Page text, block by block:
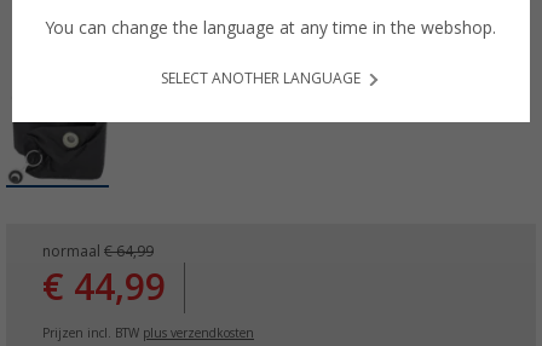
normaal € 64,99
€ 44,99
Prijzen incl. BTW plus verzendkosten
You can change the language at any time in the webshop.
SELECT ANOTHER LANGUAGE